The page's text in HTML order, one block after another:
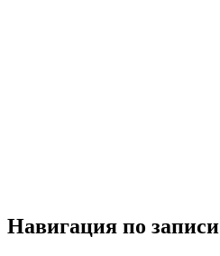
Навигация по записи